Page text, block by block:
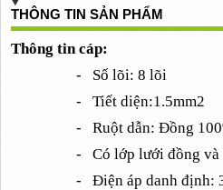
THÔNG TIN SẢN PHẨM
Thông tin cáp:
- Số lõi: 8 lõi
- Tiết diện:1.5mm2
- Ruột dẫn: Đồng
- Có lớp lưới đồng
- Điện áp danh định: